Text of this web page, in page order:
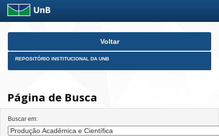
Skip
Voltar
REPOSITÓRIO INSTITUCIONAL DA UNB
Página de Busca
Buscar em: